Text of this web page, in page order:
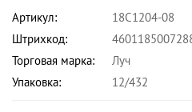
Артикул:
18С1204-08
Штрихкод:
Торговая марка:
Луч
Упаковка:
12/432